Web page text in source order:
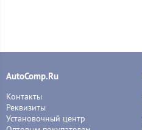
AutoComp.Ru
Контакты
Реквизиты
Установочный центр